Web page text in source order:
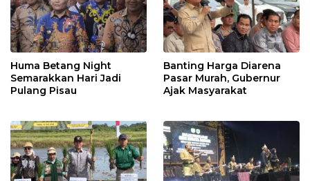
Huma Betang Night
Semarakkan Hari Jadi
Pulang Pisau
Banting Harga Diarena
Pasar Murah, Gubernur
Ajak Masyarakat